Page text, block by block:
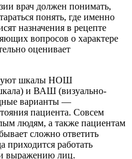
врач должен понимать,
понять, где именно
назначения в рецепте
вопросов о характере
оценивает
шкалы НОШ
и ВАШ (визуально-
варианты —
пациента. Совсем
людям, а также пациентам
сложно ответить
приходится работать
выражению лиц.